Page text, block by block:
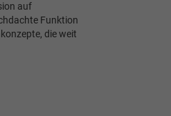
auf
Funktion
die weit